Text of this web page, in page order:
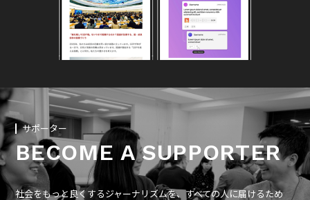
サポーター
BECOME A SUPPORTER
社会をもっと良くするジャーナリズムを、すべての人に届けるため